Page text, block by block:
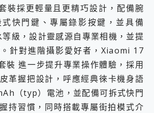
裝採更輕量且更精巧設計，配備腕
快門鍵、專屬錄影按鍵，並具備
級，設計靈感源自專業相機，並提
針對進階攝影愛好者，Xiaomi 17
裝 進一步提升專業操作體驗，採用
革握把設計，呼應經典徠卡機身語
（typ）電池，並配備可拆式快門
持習慣，同時搭載專屬街拍模式介